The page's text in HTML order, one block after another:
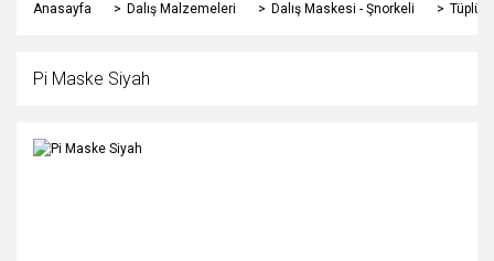
Anasayfa Dalış Malzemeleri Dalış Maskesi - Şnorkeli Tüplü
Pi Maske Siyah